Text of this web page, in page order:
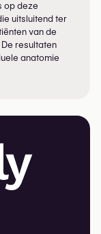
op deze
uitsluitend ter
van de
resultaten
anatomie